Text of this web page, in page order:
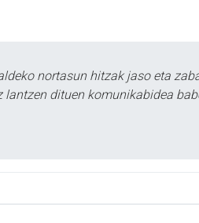
nortasun hitzak jaso eta
lantzen dituen komunikabidea